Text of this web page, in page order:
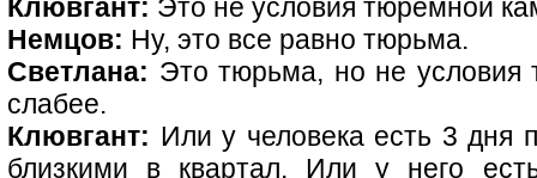
Клювгант: Это не условия тюремной
Немцов: Ну, это все равно тюрьма.
Светлана: Это тюрьма, но не условия
слабее.
Клювгант: Или у человека есть 3
близкими в квартал. Или у него